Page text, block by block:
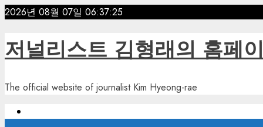
Skip
content
2026년 08월 07일 06:37:26
저널리스트 김형래의 홈페
The official website of journalist Kim Hyeong-rae